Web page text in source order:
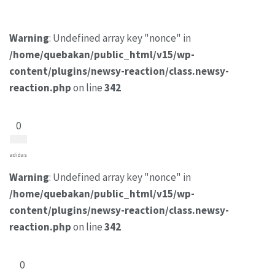
Warning: Undefined array key "nonce" in
/home/quebakan/public_html/v15/wp-
content/plugins/newsy-reaction/class.newsy-
reaction.phpon line342
0
adidas
Warning: Undefined array key "nonce" in
/home/quebakan/public_html/v15/wp-
content/plugins/newsy-reaction/class.newsy-
reaction.phpon line342
0